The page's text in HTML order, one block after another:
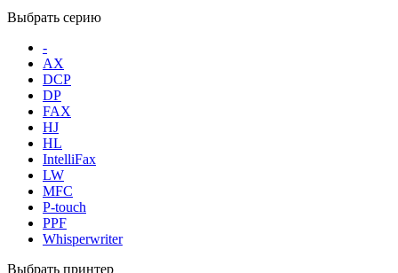
Выбрать серию
-
AX
DCP
DP
FAX
HJ
HL
IntelliFax
LW
MFC
P-touch
PPF
Whisperwriter
Выбрать принтер